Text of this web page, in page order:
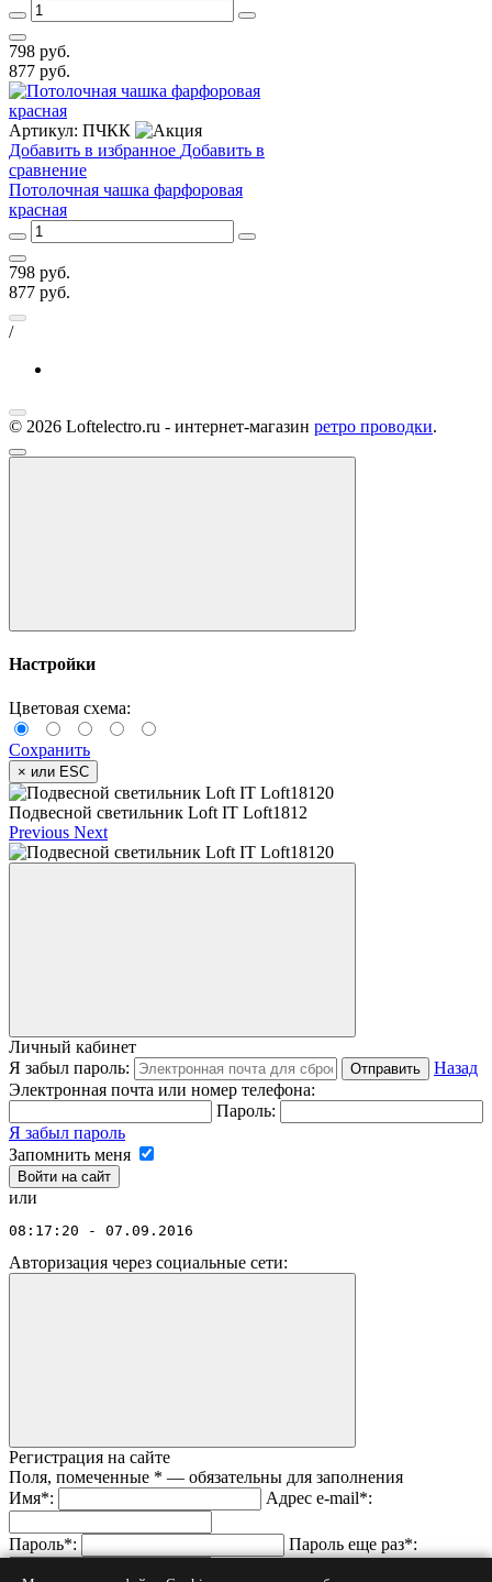
798 руб.
877 руб.
Артикул: ПЧКК
Добавить в избранное Добавить в
сравнение
Потолочная чашка фарфоровая
красная
798 руб.
877 руб.
/
© 2026 Loftelectro.ru - интернет-магазин ретро проводки.
Настройки
Цветовая схема:
Сохранить
× или ESC
Подвесной светильник Loft IT Loft1812
Previous Next
Личный кабинет
Я забыл пароль:
Отправить
Назад
Электронная почта или номер телефона:
Пароль:
Я забыл пароль
Запомнить меня
или
08:17:20 - 07.09.2016
Авторизация через социальные сети:
Регистрация на сайте
Поля, помеченные * — обязательны для заполнения
Имя*: Адрес e-mail*:
Пароль*: Пароль еще раз*: